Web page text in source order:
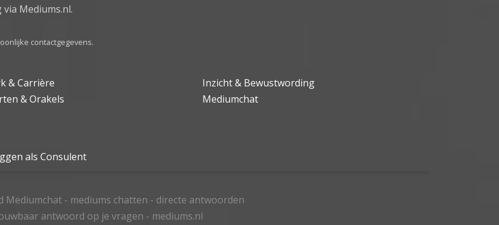
Mediums.nl.
contactgegevens.
& Carrière
Inzicht & Bewustwording
& Orakels Mediumchat
als Consulent
Mediumchat - mediums chatten - directe antwoorden
antwoord op je vragen - mediums.nl